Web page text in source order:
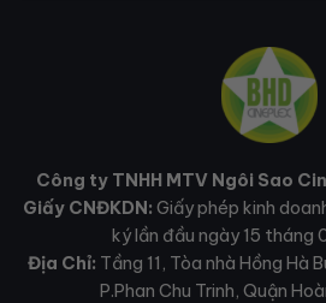
Công ty TNHH MTV Ngôi Sao
Giấy CNĐKDN: Giấy phép kinh
ký lần đầu ngày 15 tháng
Địa Chỉ: Tầng 11, Tòa nhà Hồng Hà
P.Phan Chu Trinh, Quận